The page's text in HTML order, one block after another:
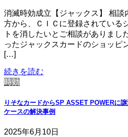
消滅時効成立【ジャックス】 相談
方から、ＣＩＣに登録されている
トを消したいとご相談がありまし
ったジャックスカードのショッピ
[…]
続きを読む
時効
りそなカードからSP ASSET POWERに
ケースの解決事例
2025年6月10日